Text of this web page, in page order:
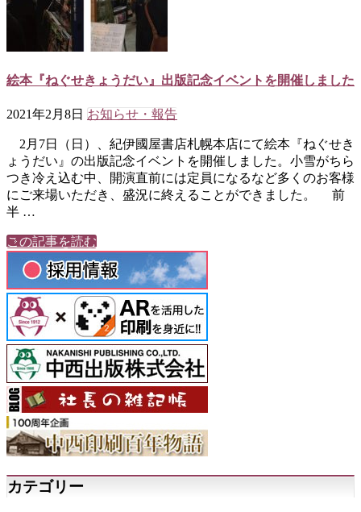
絵本『ねぐせきょうだい』出版記念イベントを開催しました
2021年2月8日 お知らせ・報告
2月7日（日）、紀伊國屋書店札幌本店にて絵本『ねぐせき
ょうだい』の出版記念イベントを開催しました。小雪がちら
つき冷え込む中、開演直前には定員になるなど多くのお客様
にご来場いただき、盛況に終えることができました。 前
半 …
この記事を読む
カテゴリー